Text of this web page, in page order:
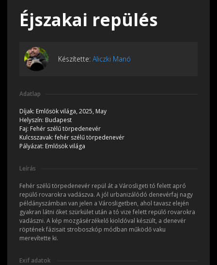
Éjszakai repülés
Készítette: Aliczki Manó
Adatlap
Díjak: Emlősök világa, 2025, May
Helyszín: Budapest
Faj: Fehér szélű törpedenevér
Kulcsszavak:fehér szélű törpedenevér
Pályázat: Emlősök világa
Leírás
Fehér szélű törpedenevér repül át a Városligeti tó felett apró
repülő rovarokra vadászva. A jól urbanizálódó denevérfaj nagy
példányszámban van jelen a Városligetben, ahol tavasz elején
gyakran látni őket szürkület után a tó vize felett repülő rovarokra
vadászni. A kép mozgásérzékelő kioldóval készült, a denevér
röptének fázisait stroboszkóp módban működő vaku
merevítette ki.
Exif adatok